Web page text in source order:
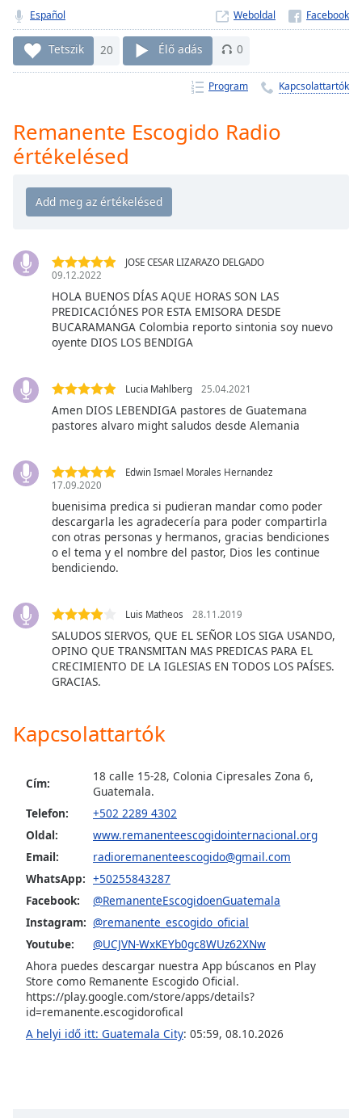
live LIVE
Remaining
Time-
Playback
Rate
Chapters
descriptions
off
,
selected
settings
opens
subtitles
settings
subtitles
off
selected
Picture
Fullscreen
Beginning
dialog
Escape
cancel
close
window.
Color
Español Weboldal
Tetszik 20 Élő adás 0
Program Kapcsolattartók
Remanente Escogido Radio
értékelésed
JOSE CESAR LIZARAZO DELGADO
09.12.2022
HOLA BUENOS DÍAS AQUE HORAS SON LAS
PREDICACIÓNES POR ESTA EMISORA DESDE
BUCARAMANGA Colombia reporto sintonia soy nuevo
oyente DIOS LOS BENDIGA
Lucia Mahlberg 25.04.2021
Amen DIOS LEBENDIGA pastores de Guatemana
pastores alvaro might saludos desde Alemania
Edwin Ismael Morales Hernandez
17.09.2020
buenisima predica si pudieran mandar como poder
descargarla les agradecería para poder compartirla
con otras personas y hermanos, gracias bendiciones
o el tema y el nombre del pastor, Dios les continue
bendiciendo.
Luis Matheos 28.11.2019
SALUDOS SIERVOS, QUE EL SEÑOR LOS SIGA USANDO,
OPINO QUE TRANSMITAN MAS PREDICAS PARA EL
CRECIMIENTO DE LA IGLESIAS EN TODOS LOS PAÍSES.
GRACIAS.
Kapcsolattartók
Cím:
18 calle 15-28, Colonia Cipresales Zona 6,
Guatemala.
Telefon:
+502 2289 4302
Oldal:
www.remanenteescogidointernacional.org
Email:
radioremanenteescogido@gmail.com
WhatsApp: +50255843287
Facebook:
@RemanenteEscogidoenGuatemala
Instagram: @remanente_escogido_oficial
Youtube:
@UCJVN-WxKEYb0gc8WUz62XNw
Ahora puedes descargar nuestra App búscanos en Play
Store como Remanente Escogido Oficial.
https://play.google.com/store/apps/details?
id=remanente.escogidorofical
A helyi idő itt: Guatemala City: 05:59, 08.10.2026